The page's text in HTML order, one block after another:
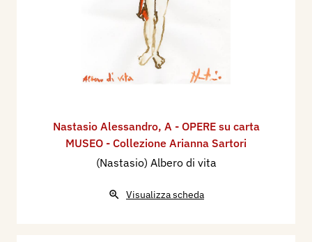
Nastasio Alessandro, A - OPERE su carta
MUSEO - Collezione Arianna Sartori
(Nastasio) Albero di vita
Visualizza scheda